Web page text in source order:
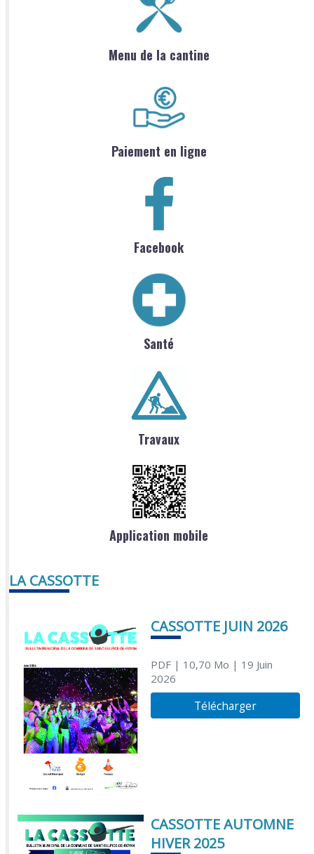
Menu de la cantine
Paiement en ligne
Facebook
Santé
Travaux
Application mobile
LA CASSOTTE
CASSOTTE JUIN 2026
PDF| 10,70 Mo | 19 Juin
2026
Télécharger
CASSOTTE AUTOMNE
HIVER 2025